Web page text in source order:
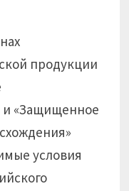
продукции
и «Защищенное
условия